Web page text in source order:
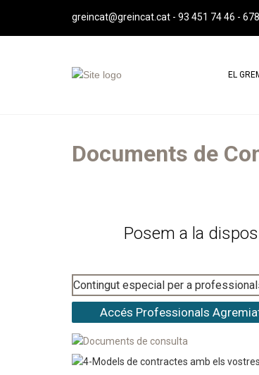
greincat@greincat.cat - 93 451 74 46 -
EL
SALUTACIÓ DE LA
IMATGE
ASSEMBLEES
CONTACTE
Documents de
Posem a la
Contingut especial per a
Accés Professionals